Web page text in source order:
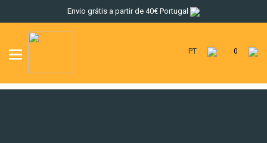
Envio grátis a partir de 40€ Portugal
Toggle
PT 0